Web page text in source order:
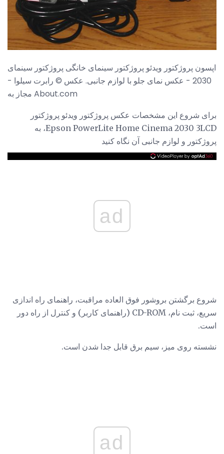
اپسون پروژکتور ویدئو پروژکتور سینمای خانگی پروژکتور سینمای
2030 - عکس نمای جلو با لوازم جانبی. عکس © رابرت سیلوا -
مجاز به About.com
برای شروع این مشخصات عکس پروژکتور ویدئو پروژکتور
Epson PowerLite Home Cinema 2030 3LCD، به
پروژکتور و لوازم جانبی آن نگاه کنید
ad
شروع برگشتن بروشور فوق العاده مراقبت، راهنمای راه اندازی
سریع، ثبت نام، CD-ROM (راهنمای کاربر) و کنترل از راه دور
است.
نشسته روی میز، سیم برق قابل جدا شدن است.
ad